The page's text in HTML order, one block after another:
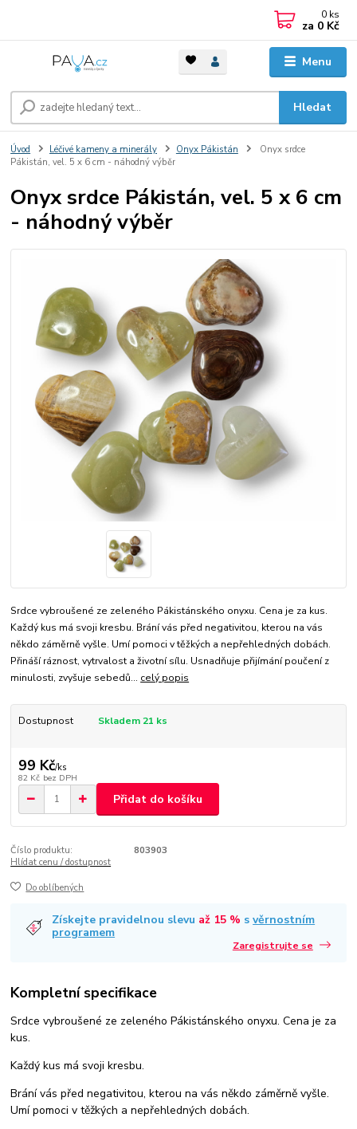
Menu
Hledat
0 ks
za 0 Kč
Úvod Léčivé kameny a minerály Onyx Pákistán
Onyx srdce
Pákistán, vel. 5 x 6 cm - náhodný výběr
Onyx srdce Pákistán, vel. 5 x 6 cm
- náhodný výběr
Srdce vybroušené ze zeleného Pákistánského onyxu. Cena je za kus.
Každý kus má svoji kresbu. Brání vás před negativitou, kterou na vás
někdo záměrně vyšle. Umí pomoci v těžkých a nepřehledných dobách.
Přináší ráznost, vytrvalost a životní sílu. Usnadňuje přijímání poučení z
minulosti, zvyšuje sebedů... celý popis
Dostupnost Skladem 21 ks
99 Kč/ks
82 Kč bez DPH
Přidat do košíku
Číslo produktu:
803903
Hlídat cenu / dostupnost
Do oblíbených
Získejte pravidelnou slevu až 15 % svěrnostním
programem
Zaregistrujte se
Kompletní specifikace
Srdce vybroušené ze zeleného Pákistánského onyxu. Cena je za
kus.
Každý kus má svoji kresbu.
Brání vás před negativitou, kterou na vás někdo záměrně vyšle.
Umí pomoci v těžkých a nepřehledných dobách.